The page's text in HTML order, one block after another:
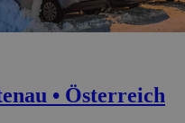
• Österreich